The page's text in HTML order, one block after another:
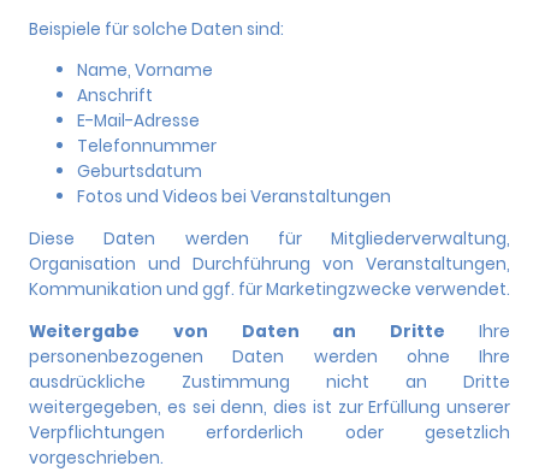
Beispiele für solche Daten sind:
Name, Vorname
Anschrift
E-Mail-Adresse
Telefonnummer
Geburtsdatum
Fotos und Videos bei Veranstaltungen
Diese Daten werden für Mitgliederverwaltung,
Organisation und Durchführung von Veranstaltungen,
Kommunikation und ggf. für Marketingzwecke verwendet.
Weitergabe von Daten an Dritte Ihre
personenbezogenen Daten werden ohne Ihre
ausdrückliche Zustimmung nicht an Dritte
weitergegeben, es sei denn, dies ist zur Erfüllung unserer
Verpflichtungen erforderlich oder gesetzlich
vorgeschrieben.